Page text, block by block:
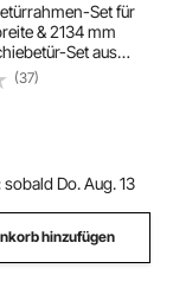
Set für
& 2134 mm
Set aus
mit Zwei-Wege-
&
für Wohnzimmer,
(37)
sobald Do. Aug. 13
hinzufügen